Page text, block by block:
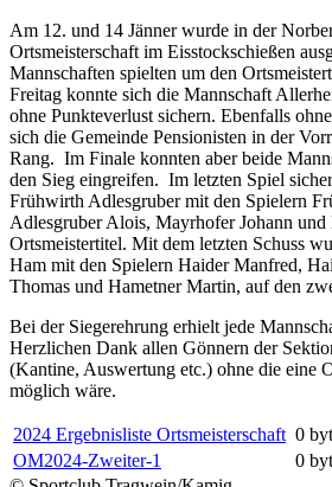
Am 12. und 14 Jänner wurde in der
Ortsmeisterschaft im Eisstockschießen
Mannschaften spielten um den
Freitag konnte sich die Mannschaft
ohne Punkteverlust sichern. Ebenfalls
sich die Gemeinde Pensionisten in der
Rang. Im Finale konnten aber beide
den Sieg eingreifen. Im letzten Spiel
Frühwirth Adlesgruber mit den Spielern
Adlesgruber Alois, Mayrhofer Johann
Ortsmeistertitel. Mit dem letzten Schuss
Ham mit den Spielern Haider Manfred,
Thomas und Hametner Martin, auf den
Bei der Siegerehrung erhielt jede
Herzlichen Dank allen Gönnern der
(Kantine, Auswertung etc.) ohne die eine
möglich wäre.
2024 Ergebnisliste Ortsmeisterschaft 0
OM2024-Zweiter-1
0